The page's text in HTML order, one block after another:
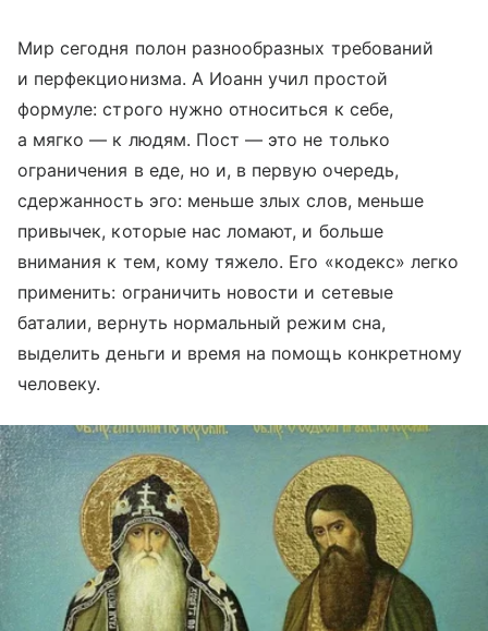
Мир сегодня полон разнообразных требований
и перфекционизма. А Иоанн учил простой
формуле: строго нужно относиться к себе,
а мягко — к людям. Пост — это не только
ограничения в еде, но и, в первую очередь,
сдержанность эго: меньше злых слов, меньше
привычек, которые нас ломают, и больше
внимания к тем, кому тяжело. Его «кодекс» легко
применить: ограничить новости и сетевые
баталии, вернуть нормальный режим сна,
выделить деньги и время на помощь конкретному
человеку.